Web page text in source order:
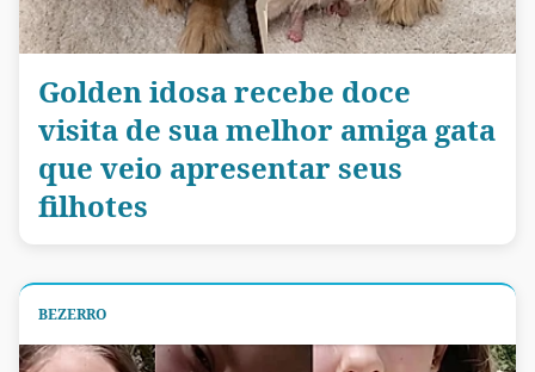
Golden idosa recebe doce
visita de sua melhor amiga gata
que veio apresentar seus
filhotes
BEZERRO